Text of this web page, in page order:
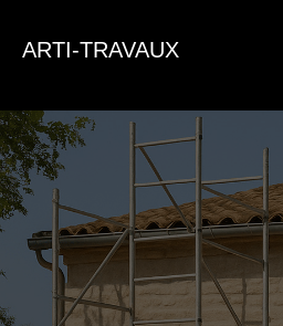
ARTI-TRAVAUX